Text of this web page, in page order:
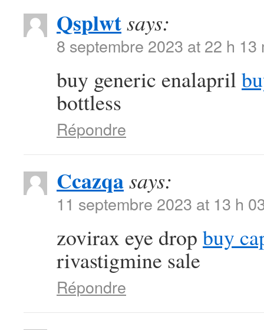
Qsplwtsays:
8 septembre 2023 at 22 h 13
buy generic enalapril
bottless
Répondre
Ccazqasays:
11 septembre 2023 at 13 h
zovirax eye drop buy
rivastigmine sale
Répondre